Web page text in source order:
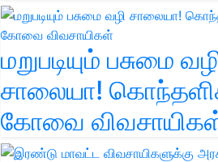
மறுபடியும் பசுமை
சாலையா!
கோவை